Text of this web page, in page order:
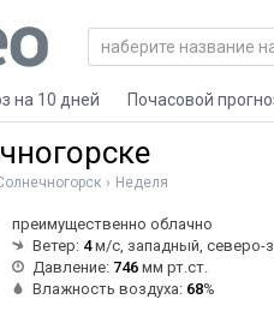
на 10 дней Почасовой
Неделя
преимущественно облачно
Ветер: 4м/с, западный, северо-
Давление: 746 мм рт.ст.
Влажность воздуха: 68%